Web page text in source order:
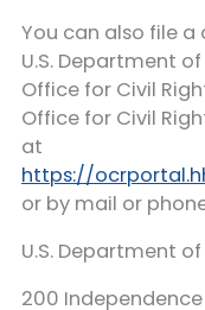
You can also file
U.S. Department
Office for Civil
Office for Civil
at
https://
or by mail or
U.S. Department
200 Independence